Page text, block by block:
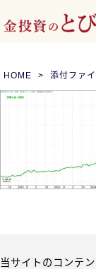
HOME 添付ファ
当サイトのコンテ